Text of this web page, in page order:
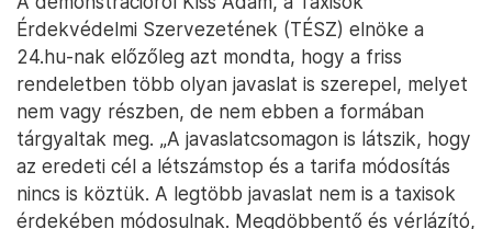
Érdekvédelmi Szervezetének (TÉSZ) elnöke a
24.hu-nak előzőleg azt mondta, hogy a friss
rendeletben több olyan javaslat is szerepel, melyet
nem vagy részben, de nem ebben a formában
tárgyaltak meg. „A javaslatcsomagon is látszik, hogy
az eredeti cél a létszámstop és a tarifa módosítás
nincs is köztük. A legtöbb javaslat nem is a taxisok
érdekében módosulnak. Megdöbbentő és vérlázító,